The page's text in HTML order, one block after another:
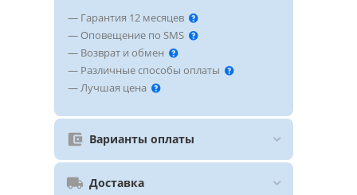
— Гарантия 12 месяцев
— Оповещение по SMS
— Возврат и обмен
— Различные способы оплаты
— Лучшая цена
Варианты оплаты
Доставка